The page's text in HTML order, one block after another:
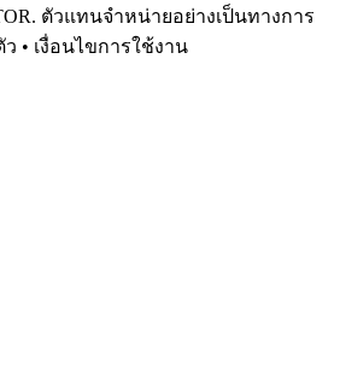
ตัวแทนจำหน่ายอย่างเป็นทางการ
• เงื่อนไขการใช้งาน